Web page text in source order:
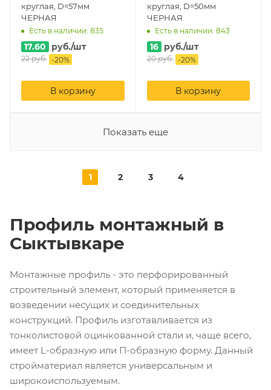
круглая, D=57мм
ЧЕРНАЯ
Есть в наличии: 835
17.60 руб./шт
22руб. -20%
В корзину
круглая, D=50мм
ЧЕРНАЯ
Есть в наличии: 843
16 руб./шт
20руб. -20%
В корзину
Показать еще
1 2 3 4
Профиль монтажный в
Сыктывкаре
Монтажные профиль - это перфорированный
строительный элемент, который применяется в
возведении несущих и соединительных
конструкций. Профиль изготавливается из
тонколистовой оцинкованной стали и, чаще всего,
имеет L-образную или П-образную форму. Данный
стройматериал является универсальным и
широкоиспользуемым.